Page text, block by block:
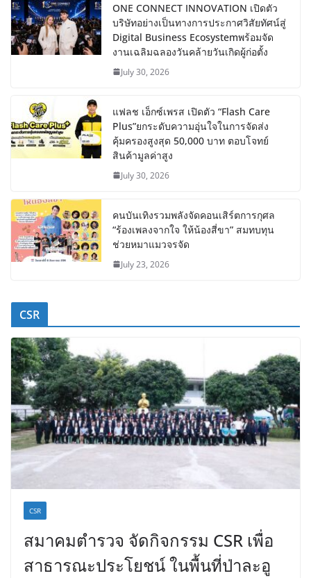
ONE CONNECT INNOVATION เปิดตัว
บริษัทอย่างเป็นทางการประกาศวิสัยทัศน์สู่
Digital Business Ecosystemพร้อมจัด
งานเฉลิมฉลองวันคล้ายวันเกิดผู้ก่อตั้ง
July 30, 2026
แฟลช เอ็กซ์เพรส เปิดตัว “Flash Care
Plus”ยกระดับความอุ่นใจในการจัดส่ง
คุ้มครองสูงสุด 50,000 บาท ตอบโจทย์
สินค้ามูลค่าสูง
July 30, 2026
คนบันเทิงรวมพลังจัดคอนเสิร์ตการกุศล
“ร้องเพลงจากใจ ให้น้องสี่ขา” สมทบทุน
ช่วยหมาแมวจรจัด
July 23, 2026
CSR
CSR
สมาคมตำรวจ จัดกิจกรรม CSR เพื่อ
สาธารณะประโยชน์ ในพื้นที่ป่าละอู